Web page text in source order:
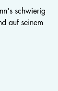
schwierig
auf seinem